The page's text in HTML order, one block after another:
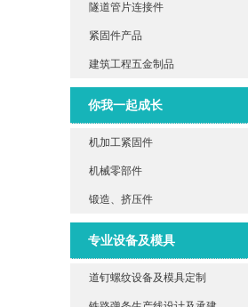
隧道管片连接件
紧固件产品
建筑工程五金制品
你我一起成长
机加工紧固件
机械零部件
锻造、挤压件
专业设备及模具
道钉螺纹设备及模具定制